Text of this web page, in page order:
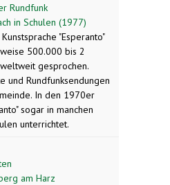
Rundfunk
in Schulen (1977)
"Esperanto"
500.000 bis 2
gesprochen.
und Rundfunksendungen
In den 1970er
sogar in manchen
unterrichtet.
am Harz